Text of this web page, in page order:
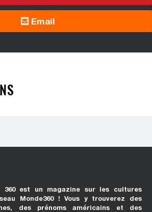
Email
360 est un magazine sur les cultures
Monde360 ! Vous y trouverez des
des prénoms américains et des